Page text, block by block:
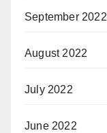
September 2022
August 2022
July 2022
June 2022